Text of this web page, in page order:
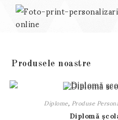
content
Produsele noastre
Diplome,Produse
Diplomă